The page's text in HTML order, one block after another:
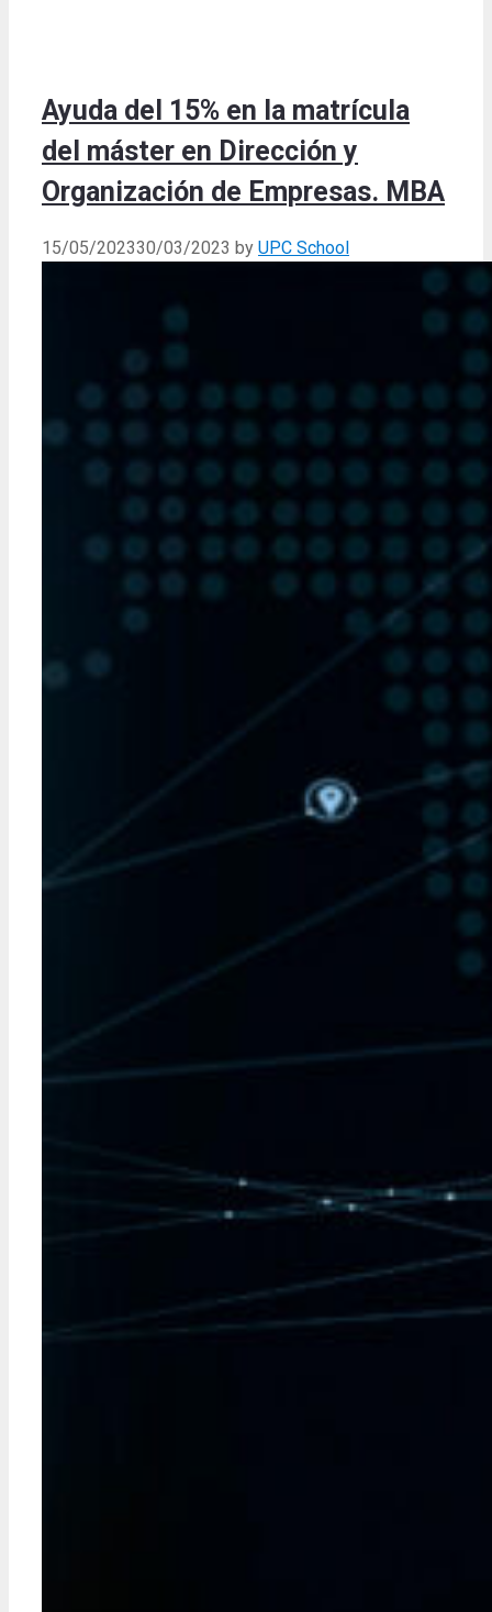
Ayuda del 15% en la matrícula
del máster en Dirección y
Organización de Empresas. MBA
15/05/202330/03/2023 by UPC School